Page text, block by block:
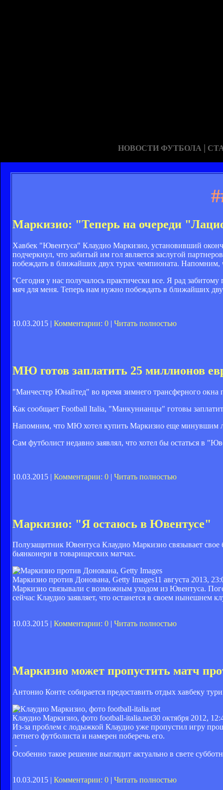
НОВОСТИ ФУТБОЛА |
Маркизио: "Теперь на очереди
Хавбек "Ювентуса" Клаудио Маркизио, установивший
подчеркнул, что забитый им гол является заслугой
побеждать в ближайших двух турах чемпионата.
"Сегодня у нас получалось практически все. Я рад
мяч для меня. Теперь нам нужно побеждать в ближайших
10.03.2015 | Комментарии: 0 | Читать полностью
МЮ готов заплатить 25 миллионов
"Манчестер Юнайтед" во время зимнего трансферного
Как сообщает Football Italia, "Манкунианцы" готовы
Напомним, что МЮ хотел купить Маркизио еще минувшим
Сам футболист недавно заявлял, что хотел бы остаться в
10.03.2015 | Комментарии: 0 | Читать полностью
Маркизио: "Я остаюсь в Ювентусе"
Полузащитник Ювентуса Клаудио Маркизио связывает
бьянконери в товарищеских матчах.
Маркизио против Донована, Getty Images11 августа 2013,
Маркизио связывали с возможным уходом из Ювентуса.
сейчас Клаудио заявляет, что останется в своем нынешнем
10.03.2015 | Комментарии: 0 | Читать полностью
Маркизио может пропустить матч
Антонио Конте собирается предоставить отдых хавбеку
Клаудио Маркизио, фото football-italia.net30 октября 2012,
Из-за проблем с лодыжкой Клаудио уже пропустил игру
летнего футболиста и намерен поберечь его.
-
Особенно такое решение выглядит актуально в свете
10.03.2015 | Комментарии: 0 | Читать полностью